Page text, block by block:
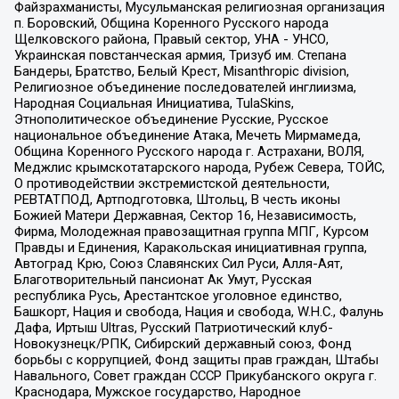
Файзрахманисты, Мусульманская религиозная организация
п. Боровский, Община Коренного Русского народа
Щелковского района, Правый сектор, УНА - УНСО,
Украинская повстанческая армия, Тризуб им. Степана
Бандеры, Братство, Белый Крест, Misanthropic division,
Религиозное объединение последователей инглиизма,
Народная Социальная Инициатива, TulaSkins,
Этнополитическое объединение Русские, Русское
национальное объединение Атака, Мечеть Мирмамеда,
Община Коренного Русского народа г. Астрахани, ВОЛЯ,
Меджлис крымскотатарского народа, Рубеж Севера, ТОЙС,
О противодействии экстремистской деятельности,
РЕВТАТПОД, Артподготовка, Штольц, В честь иконы
Божией Матери Державная, Сектор 16, Независимость,
Фирма, Молодежная правозащитная группа МПГ, Курсом
Правды и Единения, Каракольская инициативная группа,
Автоград Крю, Союз Славянских Сил Руси, Алля-Аят,
Благотворительный пансионат Ак Умут, Русская
республика Русь, Арестантское уголовное единство,
Башкорт, Нация и свобода, Нация и свобода, W.H.С., Фалунь
Дафа, Иртыш Ultras, Русский Патриотический клуб-
Новокузнецк/РПК, Сибирский державный союз, Фонд
борьбы с коррупцией, Фонд защиты прав граждан, Штабы
Навального, Совет граждан СССР Прикубанского округа г.
Краснодара, Мужское государство, Народное